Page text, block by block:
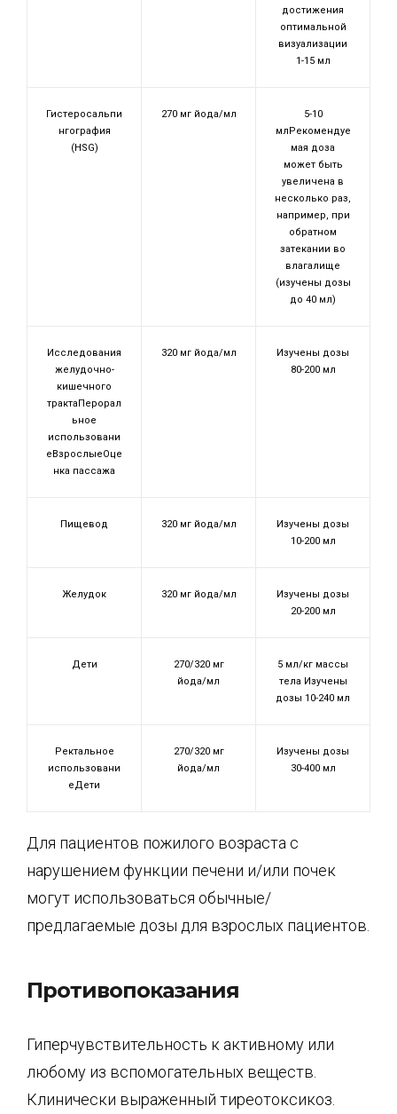
достижения
оптимальной
визуализации
1-15 мл
Гистеросальпи
нгография
(HSG)
270 мг йода/мл
5-10
млРекомендуе
мая доза
может быть
увеличена в
несколько раз,
например, при
обратном
затекании во
влагалище
(изучены дозы
до 40 мл)
Исследования
желудочно-
кишечного
трактаПерорал
ьное
использовани
еВзрослыеОце
нка пассажа
320 мг йода/мл
Изучены дозы
80-200 мл
Пищевод 320 мг йода/мл
Изучены дозы
10-200 мл
Желудок 320 мг йода/мл
Изучены дозы
20-200 мл
Дети
270/320 мг
йода/мл
5 мл/кг массы
тела Изучены
дозы 10-240 мл
Ректальное
использовани
еДети
270/320 мг
йода/мл
Изучены дозы
30-400 мл
Для пациентов пожилого возраста с
нарушением функции печени и/или почек
могут использоваться обычные/
предлагаемые дозы для взрослых пациентов.
Противопоказания
Гиперчувствительность к активному или
любому из вспомогательных веществ.
Клинически выраженный тиреотоксикоз.